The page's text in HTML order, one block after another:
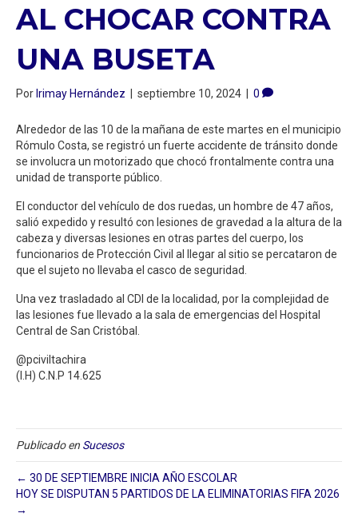
AL CHOCAR CONTRA
UNA BUSETA
PorIrimay Hernández | septiembre 10, 2024 | 0
Alrededor de las 10 de la mañana de este martes en el municipio
Rómulo Costa, se registró un fuerte accidente de tránsito donde
se involucra un motorizado que chocó frontalmente contra una
unidad de transporte público.
El conductor del vehículo de dos ruedas, un hombre de 47 años,
salió expedido y resultó con lesiones de gravedad a la altura de la
cabeza y diversas lesiones en otras partes del cuerpo, los
funcionarios de Protección Civil al llegar al sitio se percataron de
que el sujeto no llevaba el casco de seguridad.
Una vez trasladado al CDI de la localidad, por la complejidad de
las lesiones fue llevado a la sala de emergencias del Hospital
Central de San Cristóbal.
@pciviltachira
(I.H) C.N.P 14.625
Publicado en Sucesos
← 30 DE SEPTIEMBRE INICIA AÑO ESCOLAR
HOY SE DISPUTAN 5 PARTIDOS DE LA ELIMINATORIAS FIFA 2026
→